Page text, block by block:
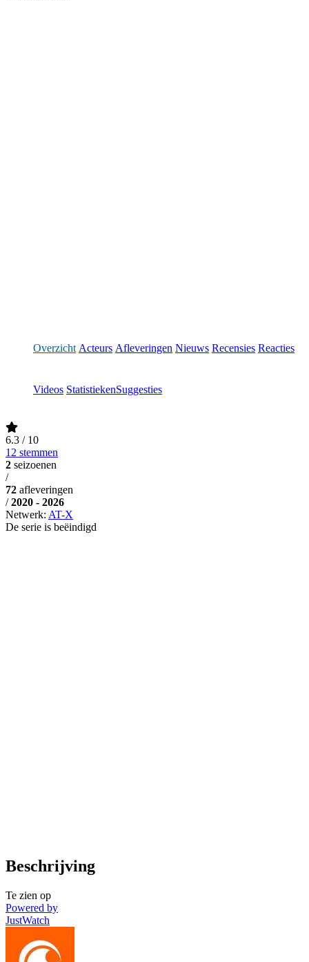
Overzicht Acteurs Afleveringen Nieuws Recensies Reacties
Videos StatistiekenSuggesties
6.3 / 10
12 stemmen
2 seizoenen
/
72 afleveringen
/ 2020 - 2026
Netwerk: AT-X
De serie is beëindigd
Beschrijving
Te zien op
Powered by
JustWatch